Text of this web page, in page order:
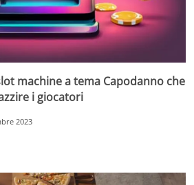
machine a tema Capodanno che
i giocatori
2023